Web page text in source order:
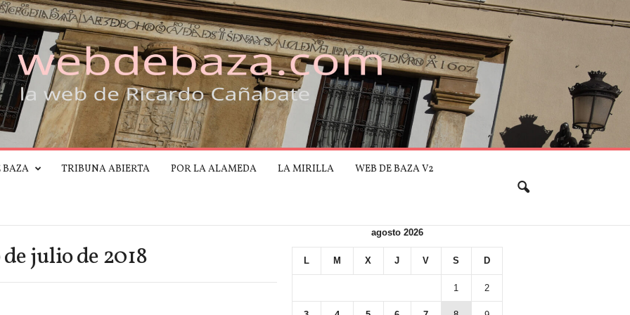
BAZA TRIBUNA ABIERTA POR LA ALAMEDA LA MIRILLA WEB DE BAZA V2
julio de 2018
agosto 2026
L M X J V S D
1 2